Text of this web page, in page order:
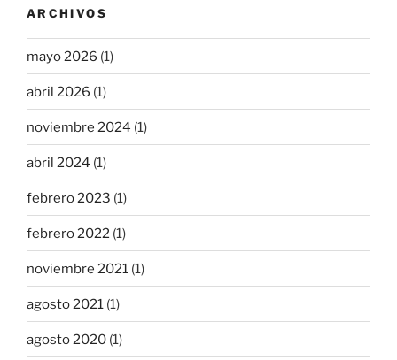
ARCHIVOS
mayo 2026 (1)
abril 2026 (1)
noviembre 2024 (1)
abril 2024 (1)
febrero 2023 (1)
febrero 2022 (1)
noviembre 2021 (1)
agosto 2021 (1)
agosto 2020 (1)